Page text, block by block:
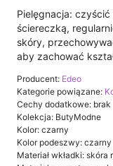
Pielęgnacja:
ściereczką,
skóry,
aby zachować
Producent: Edeo
Kategorie powiązane:
Cechy dodatkowe: brak
Kolekcja: ButyModne
Kolor: czarny
Kolor podeszwy: czarny
Materiał wkładki: skóra